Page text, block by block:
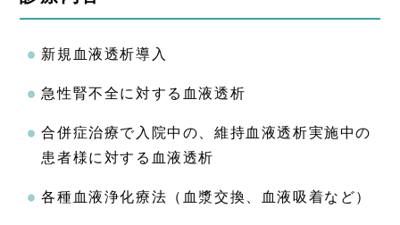
新規血液透析導入
急性腎不全に対する血液透析
合併症治療で入院中の、維持血液透析実施中の
患者様に対する血液透析
各種血液浄化療法（血漿交換、血液吸着など）